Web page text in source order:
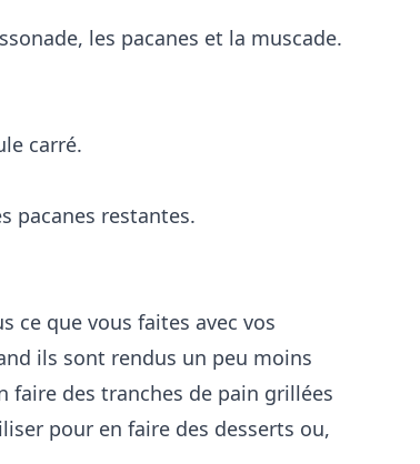
les pacanes et la muscade.
carré.
pacanes restantes.
ce que vous faites avec vos
ils sont rendus un peu moins
faire des tranches de pain grillées
pour en faire des desserts ou,